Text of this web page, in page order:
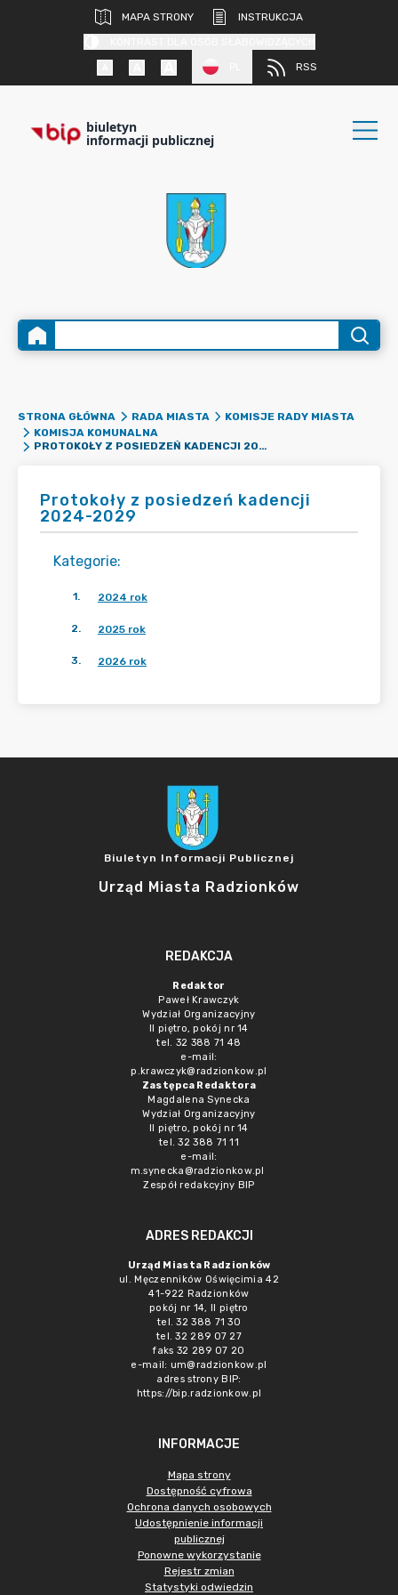
MAPA STRONY
INSTRUKCJA
RSS
biuletyn
informacji publicznej
STRONA GŁÓWNA RADA MIASTA
KOMISJE RADY MIASTA
KOMISJA KOMUNALNA
PROTOKOŁY Z POSIEDZEŃ KADENCJI 2024-2029
Protokoły z posiedzeń kadencji
2024-2029
Kategorie:
1. 2024 rok
2. 2025 rok
3. 2026 rok
Biuletyn Informacji Publicznej
Urząd Miasta Radzionków
REDAKCJA
Redaktor
Paweł Krawczyk
Wydział Organizacyjny
II piętro, pokój nr 14
tel. 32 388 71 48
e-mail:
p.krawczyk@radzionkow.pl
Zastępca Redaktora
Magdalena Synecka
Wydział Organizacyjny
II piętro, pokój nr 14
tel. 32 388 71 11
e-mail:
m.synecka@radzionkow.pl
Zespół redakcyjny BIP
ADRES REDAKCJI
Urząd Miasta Radzionków
ul. Męczenników Oświęcimia 42
41-922 Radzionków
pokój nr 14, II piętro
tel. 32 388 71 30
tel. 32 289 07 27
faks 32 289 07 20
e-mail: um@radzionkow.pl
adres strony BIP:
https://bip.radzionkow.pl
INFORMACJE
Mapa strony
Dostępność cyfrowa
Ochrona danych osobowych
Udostępnienie informacji
publicznej
Ponowne wykorzystanie
Rejestr zmian
Statystyki odwiedzin